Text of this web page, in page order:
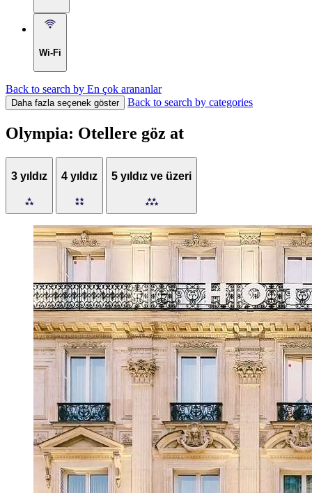
Wi-Fi
Back to search by En çok arananlar
Daha fazla seçenek göster Back to search by categories
Olympia: Otellere göz at
3 yıldız 4 yıldız 5 yıldız ve üzeri